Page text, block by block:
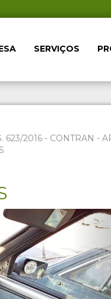
SERVIÇOS
623/2016 - CONTRAN